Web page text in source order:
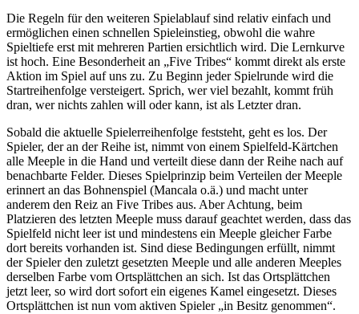
Die Regeln für den weiteren Spielablauf sind relativ einfach und
ermöglichen einen schnellen Spieleinstieg, obwohl die wahre
Spieltiefe erst mit mehreren Partien ersichtlich wird. Die Lernkurve
ist hoch. Eine Besonderheit an „Five Tribes“ kommt direkt als erste
Aktion im Spiel auf uns zu. Zu Beginn jeder Spielrunde wird die
Startreihenfolge versteigert. Sprich, wer viel bezahlt, kommt früh
dran, wer nichts zahlen will oder kann, ist als Letzter dran.
Sobald die aktuelle Spielerreihenfolge feststeht, geht es los. Der
Spieler, der an der Reihe ist, nimmt von einem Spielfeld-Kärtchen
alle Meeple in die Hand und verteilt diese dann der Reihe nach auf
benachbarte Felder. Dieses Spielprinzip beim Verteilen der Meeple
erinnert an das Bohnenspiel (Mancala o.ä.) und macht unter
anderem den Reiz an Five Tribes aus. Aber Achtung, beim
Platzieren des letzten Meeple muss darauf geachtet werden, dass das
Spielfeld nicht leer ist und mindestens ein Meeple gleicher Farbe
dort bereits vorhanden ist. Sind diese Bedingungen erfüllt, nimmt
der Spieler den zuletzt gesetzten Meeple und alle anderen Meeples
derselben Farbe vom Ortsplättchen an sich. Ist das Ortsplättchen
jetzt leer, so wird dort sofort ein eigenes Kamel eingesetzt. Dieses
Ortsplättchen ist nun vom aktiven Spieler „in Besitz genommen“.